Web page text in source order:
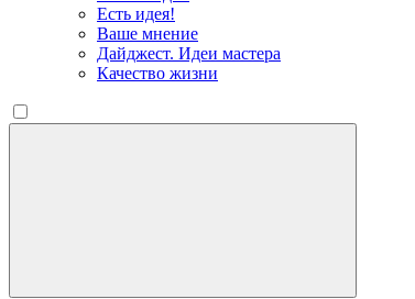
Есть идея!
Ваше мнение
Дайджест. Идеи мастера
Качество жизни